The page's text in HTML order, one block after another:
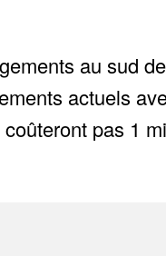
au sud
actuels
pas 1